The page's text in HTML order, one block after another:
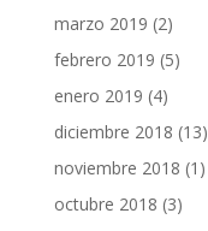
marzo 2019 (2)
febrero 2019 (5)
enero 2019 (4)
diciembre 2018 (13)
noviembre 2018 (1)
octubre 2018 (3)